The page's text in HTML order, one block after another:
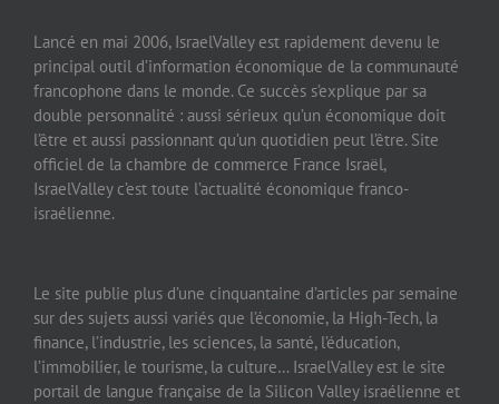
Lancé en mai 2006, IsraelValley est rapidement devenu le
principal outil d’information économique de la communauté
francophone dans le monde. Ce succès s’explique par sa
double personnalité : aussi sérieux qu’un économique doit
l’être et aussi passionnant qu’un quotidien peut l’être. Site
officiel de la chambre de commerce France Israël,
IsraelValley c’est toute l’actualité économique franco-
israélienne.
Le site publie plus d’une cinquantaine d’articles par semaine
sur des sujets aussi variés que l’économie, la High-Tech, la
finance, l’industrie, les sciences, la santé, l’éducation,
l’immobilier, le tourisme, la culture… IsraelValley est le site
portail de langue française de la Silicon Valley israélienne et